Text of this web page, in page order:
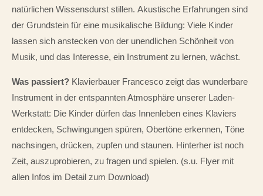
natürlichen Wissensdurst stillen. Akustische Erfahrungen sind
der Grundstein für eine musikalische Bildung: Viele Kinder
lassen sich anstecken von der unendlichen Schönheit von
Musik, und das Interesse, ein Instrument zu lernen, wächst.
Was passiert? Klavierbauer Francesco zeigt das wunderbare
Instrument in der entspannten Atmosphäre unserer Laden-
Werkstatt: Die Kinder dürfen das Innenleben eines Klaviers
entdecken, Schwingungen spüren, Obertöne erkennen, Töne
nachsingen, drücken, zupfen und staunen. Hinterher ist noch
Zeit, auszuprobieren, zu fragen und spielen. (s.u. Flyer mit
allen Infos im Detail zum Download)